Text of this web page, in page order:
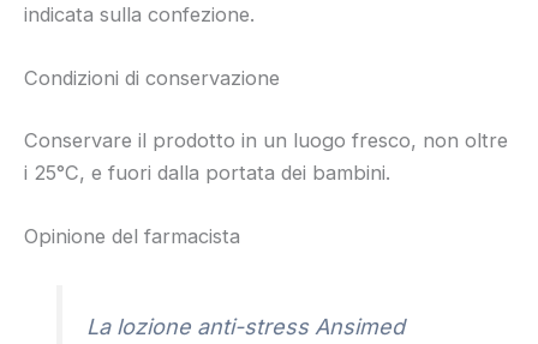
indicata sulla confezione.
Condizioni di conservazione
Conservare il prodotto in un luogo fresco, non oltre
i 25°C, e fuori dalla portata dei bambini.
Opinione del farmacista
La lozione anti-stress Ansimed